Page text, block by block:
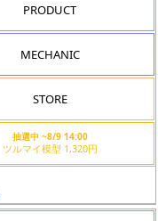
PRODUCT
MECHANIC
STORE
抽選中 ~8/9 14:00
ツルマイ模型 1,320円